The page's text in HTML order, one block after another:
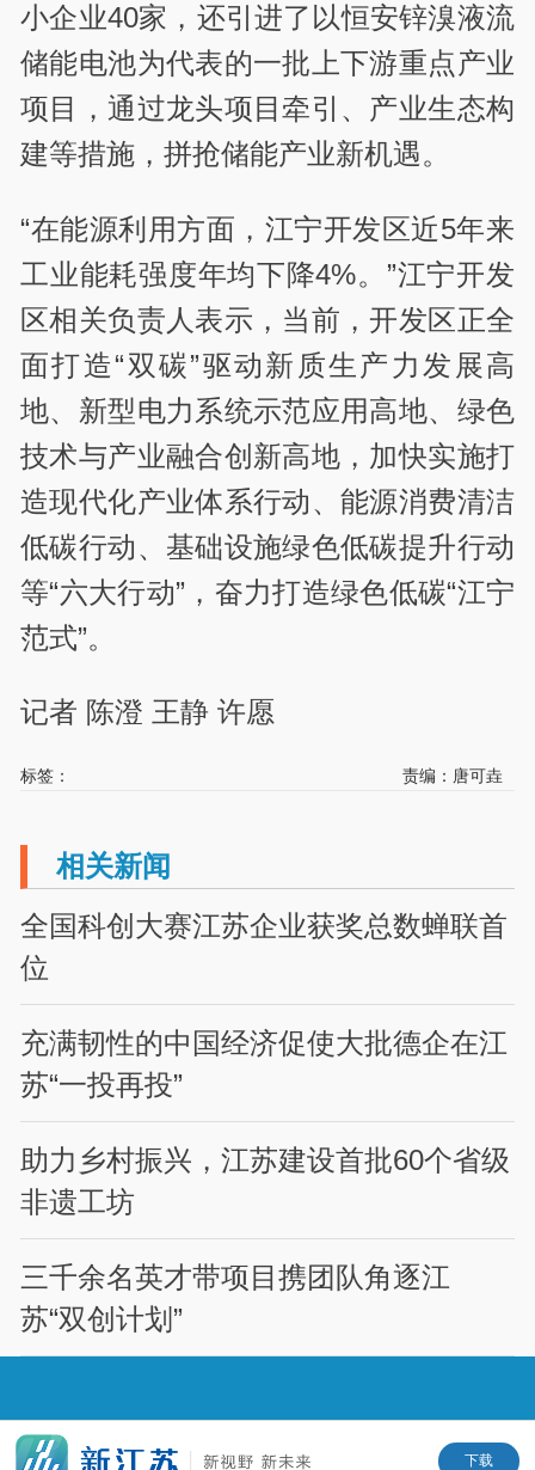
小企业40家，还引进了以恒安锌溴液流
储能电池为代表的一批上下游重点产业
项目，通过龙头项目牵引、产业生态构
建等措施，拼抢储能产业新机遇。
“在能源利用方面，江宁开发区近5年来
工业能耗强度年均下降4%。”江宁开发
区相关负责人表示，当前，开发区正全
面打造“双碳”驱动新质生产力发展高
地、新型电力系统示范应用高地、绿色
技术与产业融合创新高地，加快实施打
造现代化产业体系行动、能源消费清洁
低碳行动、基础设施绿色低碳提升行动
等“六大行动”，奋力打造绿色低碳“江宁
范式”。
记者 陈澄 王静 许愿
标签： 责编：唐可垚
相关新闻
全国科创大赛江苏企业获奖总数蝉联首
位
充满韧性的中国经济促使大批德企在江
苏“一投再投”
助力乡村振兴，江苏建设首批60个省级
非遗工坊
三千余名英才带项目携团队角逐江
苏“双创计划”
下载